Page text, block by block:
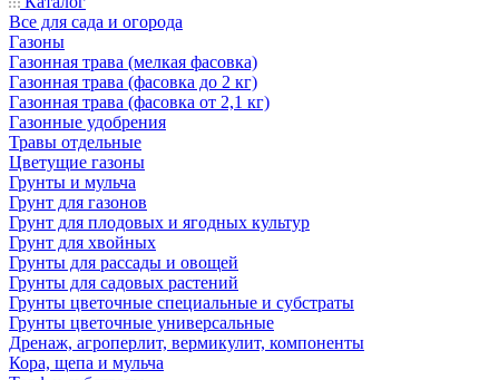
Все для сада и огорода
Газоны
Газонная трава (мелкая фасовка)
Газонная трава (фасовка до 2 кг)
Газонная трава (фасовка от 2,1 кг)
Газонные удобрения
Травы отдельные
Цветущие газоны
Грунты и мульча
Грунт для газонов
Грунт для плодовых и ягодных культур
Грунт для хвойных
Грунты для рассады и овощей
Грунты для садовых растений
Грунты цветочные специальные и субстраты
Грунты цветочные универсальные
Дренаж, агроперлит, вермикулит, компоненты
Кора, щепа и мульча